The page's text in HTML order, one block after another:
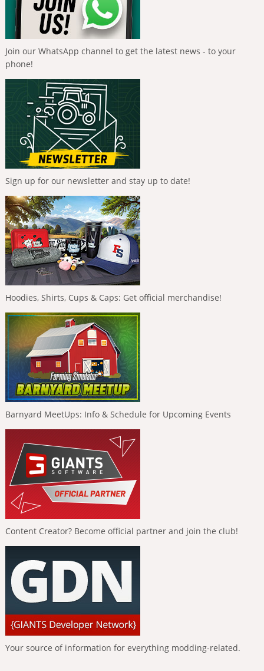
Join our WhatsApp channel to get the latest news - to your
phone!
Sign up for our newsletter and stay up to date!
Hoodies, Shirts, Cups & Caps: Get official merchandise!
Barnyard MeetUps: Info & Schedule for Upcoming Events
Content Creator? Become official partner and join the club!
Your source of information for everything modding-related.